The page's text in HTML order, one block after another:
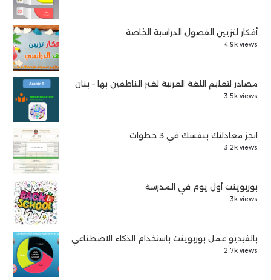
أفكار لتزيين الفصول الدراسية الخاصة
4.9k views
مصادر لتعليم اللغة العربية لغير الناطقين بها – بنان
3.5k views
انجز معادلتك بنفسك في 3 خطوات
3.2k views
بوربوينت أول يوم في المدرسة
3k views
بالفيديو عمل بوربوينت باستخدام الذكاء الاصطناعي
2.7k views